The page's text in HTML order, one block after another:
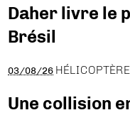
Daher livre le
Brésil
03/08/26 HÉLICOPTÈRE
Une collision